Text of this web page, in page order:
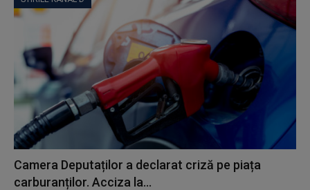
Camera Deputaților a declarat criză pe piața
carburanților. Acciza la...